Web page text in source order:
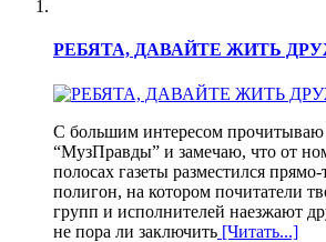
РЕБЯТА, ДАВАЙТЕ ЖИТЬ
С большим интересом
“МузПравды” и замечаю, что от
полосах газеты разместился
полигон, на котором почитатели
групп и исполнителей наезжают
не пора ли заключить [Читать...]